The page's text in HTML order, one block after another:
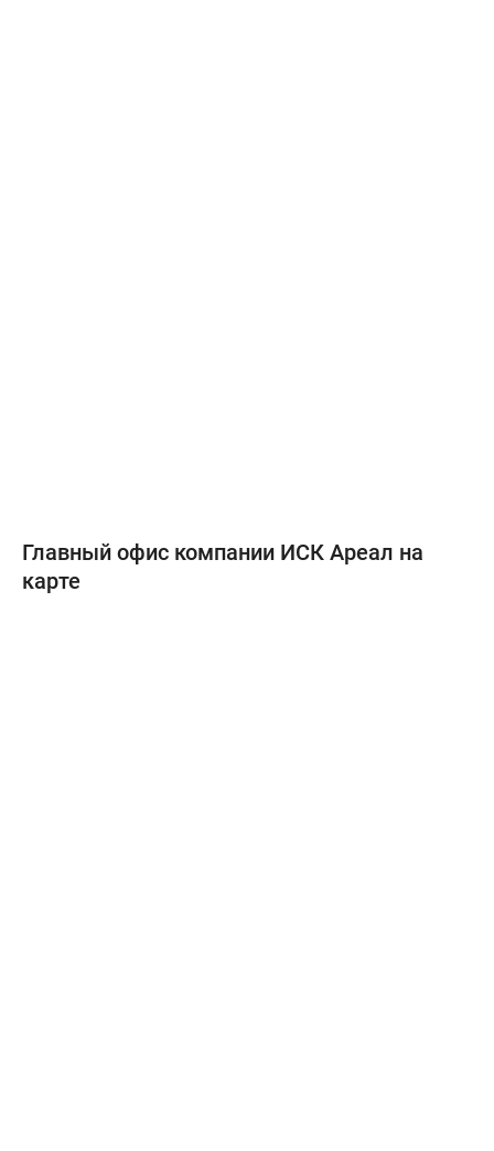
Главный офис компании ИСК Ареал на
карте